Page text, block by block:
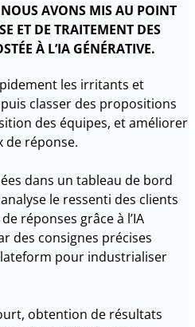
AVONS MIS AU POINT
ET DE TRAITEMENT DES
À L’IA GÉNÉRATIVE.
les irritants et
classer des propositions
des équipes, et améliorer
de réponse.
dans un tableau de bord
le ressenti des clients
réponses grâce à l’IA
des consignes précises
pour industrialiser
obtention de résultats